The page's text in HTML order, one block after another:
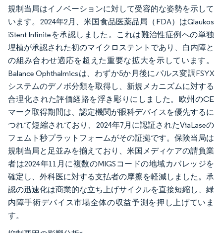
規制当局はイノベーションに対して受容的な姿勢を示して
います。2024年2月、米国食品医薬品局（FDA）はGlaukos
iStent Infiniteを承認しました。これは難治性症例への単独
埋植が承認された初のマイクロステントであり、白内障と
の組み合わせ適応を超えた重要な拡大を示しています。
Balance Ophthalmicsは、わずか5か月後にパルス変調FSYX
システムのデノボ分類を取得し、新規メカニズムに対する
合理化された評価経路を浮き彫りにしました。欧州のCE
マーク取得期間は、認定機関が眼科デバイスを優先するに
つれて短縮されており、2024年7月に認証されたViaLaseの
フェムト秒プラットフォームがその証拠です。保険当局は
規制当局と足並みを揃えており、米国メディケアの請負業
者は2024年11月に複数のMIGSコードの地域カバレッジを
確定し、外科医に対する支払者の摩擦を軽減しました。承
認の迅速化は商業的な立ち上げサイクルを直接短縮し、緑
内障手術デバイス市場全体の収益予測を押し上げていま
す。